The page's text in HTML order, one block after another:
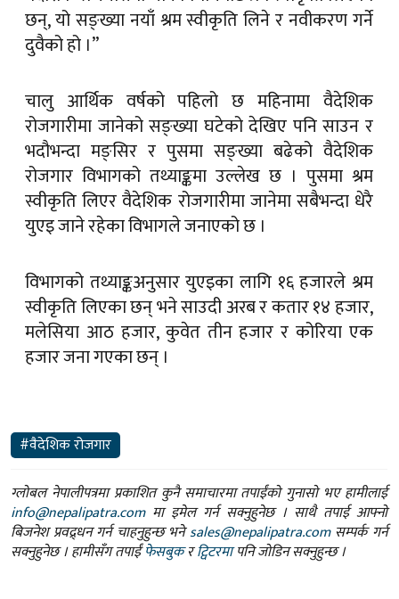
छन्, यो सङ्ख्या नयाँ श्रम स्वीकृति लिने र नवीकरण गर्ने
दुवैको हो ।”
चालु आर्थिक वर्षको पहिलो छ महिनामा वैदेशिक
रोजगारीमा जानेको सङ्ख्या घटेको देखिए पनि साउन र
भदौभन्दा मङ्सिर र पुसमा सङ्ख्या बढेको वैदेशिक
रोजगार विभागको तथ्याङ्कमा उल्लेख छ । पुसमा श्रम
स्वीकृति लिएर वैदेशिक रोजगारीमा जानेमा सबैभन्दा धेरै
युएइ जाने रहेका विभागले जनाएको छ ।
विभागको तथ्याङ्कअनुसार युएइका लागि १६ हजारले श्रम
स्वीकृति लिएका छन् भने साउदी अरब र कतार १४ हजार,
मलेसिया आठ हजार, कुवेत तीन हजार र कोरिया एक
हजार जना गएका छन् ।
#वैदेशिक रोजगार
ग्लोबल नेपालीपत्रमा प्रकाशित कुनै समाचारमा तपाईंको गुनासो भए हामीलाई
info@nepalipatra.comमा इमेल गर्न सक्नुहुनेछ । साथै तपाई आफ्नो
बिजनेश प्रवद्र्धन गर्न चाहनुहुन्छ भनेsales@nepalipatra.comसम्पर्क गर्न
सक्नुहुनेछ । हामीसँग तपाईंफेसबुकरट्विटरमापनि जोडिन सक्नुहुन्छ ।